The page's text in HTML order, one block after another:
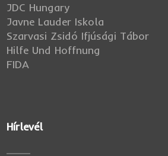
JDC Hungary
Javne Lauder Iskola
Szarvasi Zsidó Ifjúsági Tábor
Hilfe Und Hoffnung
FIDA
Hírlevél